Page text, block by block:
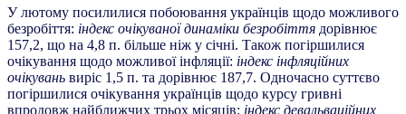
У лютому посилилися побоювання українців щодо можливого
безробіття: індекс очікуваної динаміки безробіття дорівнює
157,2, що на 4,8 п. більше ніж у січні. Також погіршилися
очікування щодо можливої інфляції: індекс інфляційних
очікувань виріс 1,5 п. та дорівнює 187,7. Одночасно суттєво
погіршилися очікування українців щодо курсу гривні
впродовж найближчих трьох місяців: індекс девальваційних